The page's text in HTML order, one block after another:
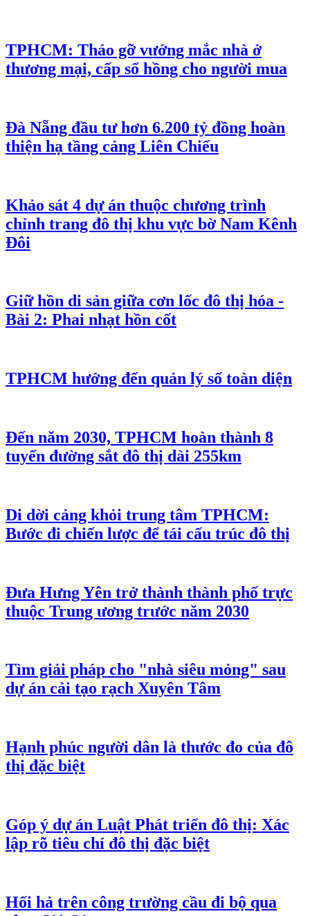
TPHCM: Tháo gỡ vướng mắc nhà ở
thương mại, cấp sổ hồng cho người mua
Đà Nẵng đầu tư hơn 6.200 tỷ đồng hoàn
thiện hạ tầng cảng Liên Chiểu
Khảo sát 4 dự án thuộc chương trình
chỉnh trang đô thị khu vực bờ Nam Kênh
Đôi
Giữ hồn di sản giữa cơn lốc đô thị hóa -
Bài 2: Phai nhạt hồn cốt
TPHCM hướng đến quản lý số toàn diện
Đến năm 2030, TPHCM hoàn thành 8
tuyến đường sắt đô thị dài 255km
Di dời cảng khỏi trung tâm TPHCM:
Bước đi chiến lược để tái cấu trúc đô thị
Đưa Hưng Yên trở thành thành phố trực
thuộc Trung ương trước năm 2030
Tìm giải pháp cho "nhà siêu mỏng" sau
dự án cải tạo rạch Xuyên Tâm
Hạnh phúc người dân là thước đo của đô
thị đặc biệt
Góp ý dự án Luật Phát triển đô thị: Xác
lập rõ tiêu chí đô thị đặc biệt
Hối hả trên công trường cầu đi bộ qua